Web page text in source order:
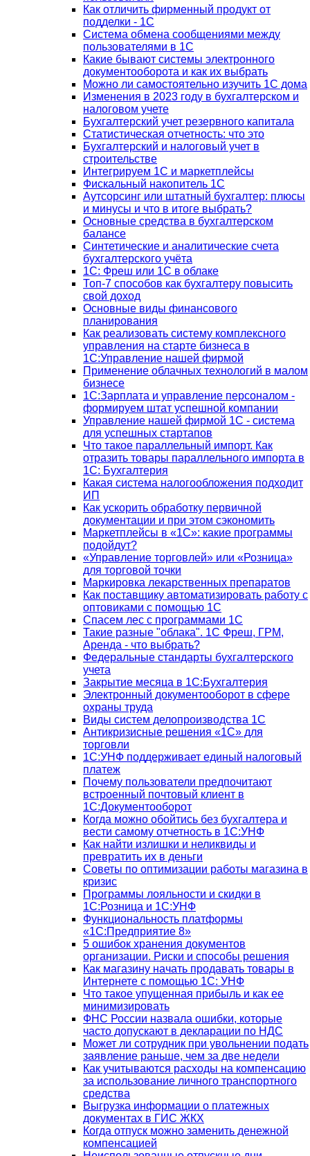
Как отличить фирменный продукт от
подделки - 1С
Система обмена сообщениями между
пользователями в 1С
Какие бывают системы электронного
документооборота и как их выбрать
Можно ли самостоятельно изучить 1С дома
Изменения в 2023 году в бухгалтерском и
налоговом учете
Бухгалтерский учет резервного капитала
Статистическая отчетность: что это
Бухгалтерский и налоговый учет в
строительстве
Интегрируем 1С и маркетплейсы
Фискальный накопитель 1С
Аутсорсинг или штатный бухгалтер: плюсы
и минусы и что в итоге выбрать?
Основные средства в бухгалтерском
балансе
Синтетические и аналитические счета
бухгалтерского учёта
1C: Фреш или 1С в облаке
Топ-7 способов как бухгалтеру повысить
свой доход
Основные виды финансового
планирования
Как реализовать систему комплексного
управления на старте бизнеса в
1С:Управление нашей фирмой
Применение облачных технологий в малом
бизнесе
1C:Зарплата и управление персоналом -
формируем штат успешной компании
Управление нашей фирмой 1C - система
для успешных стартапов
Что такое параллельный импорт. Как
отразить товары параллельного импорта в
1С: Бухгалтерия
Какая система налогообложения подходит
ИП
Как ускорить обработку первичной
документации и при этом сэкономить
Маркетплейсы в «1С»: какие программы
подойдут?
«Управление торговлей» или «Розница»
для торговой точки
Маркировка лекарственных препаратов
Как поставщику автоматизировать работу с
оптовиками с помощью 1С
Спасем лес с программами 1С
Такие разные "облака". 1С Фреш, ГРМ,
Аренда - что выбрать?
Федеральные стандарты бухгалтерского
учета
Закрытие месяца в 1С:Бухгалтерия
Электронный документооборот в сфере
охраны труда
Виды систем делопроизводства 1C
Антикризисные решения «1С» для
торговли
1С:УНФ поддерживает единый налоговый
платеж
Почему пользователи предпочитают
встроенный почтовый клиент в
1С:Документооборот
Когда можно обойтись без бухгалтера и
вести самому отчетность в 1С:УНФ
Как найти излишки и неликвиды и
превратить их в деньги
Советы по оптимизации работы магазина в
кризис
Программы лояльности и скидки в
1С:Розница и 1С:УНФ
Функциональность платформы
«1С:Предприятие 8»
5 ошибок хранения документов
организации. Риски и способы решения
Как магазину начать продавать товары в
Интернете с помощью 1С: УНФ
Что такое упущенная прибыль и как ее
минимизировать
ФНС России назвала ошибки, которые
часто допускают в декларации по НДС
Может ли сотрудник при увольнении подать
заявление раньше, чем за две недели
Как учитываются расходы на компенсацию
за использование личного транспортного
средства
Выгрузка информации о платежных
документах в ГИС ЖКХ
Когда отпуск можно заменить денежной
компенсацией